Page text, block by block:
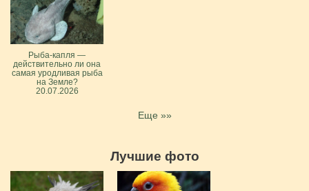
Рыба-капля —
действительно ли она
самая уродливая рыба
на Земле?
20.07.2026
Еще »»
Лучшие фото